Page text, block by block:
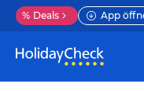
% Deals App